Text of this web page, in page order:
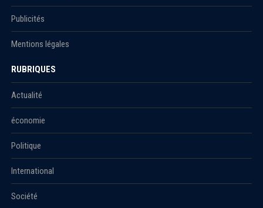
Publicités
Mentions légales
RUBRIQUES
Actualité
économie
Politique
International
Société